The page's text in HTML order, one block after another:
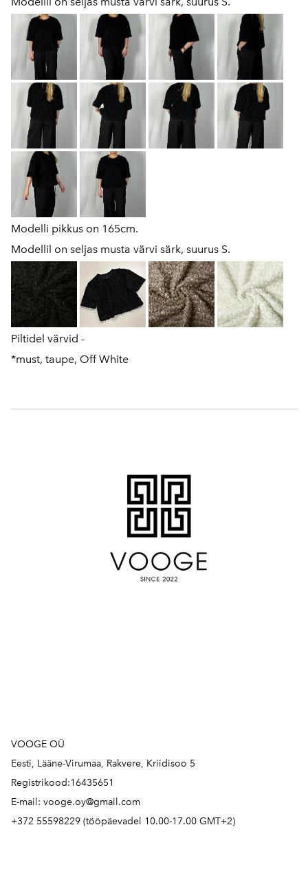
Modelli pikkus on 165cm.
Modellil on seljas musta värvi särk, suurus S.
Piltidel värvid -
*must, taupe, Off White
VOOGE OÜ
Eesti, Lääne-Virumaa, Rakvere, Kriidisoo 5
Registrikood:16435651
E-mail: vooge.oy@gmail.com
+372 55598229 (tööpäevadel 10.00-17.00 GMT+2)